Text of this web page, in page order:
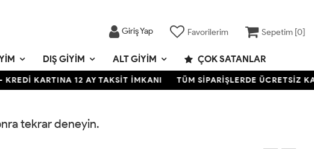
Giriş Yap Favorilerim Sepetim [0]
DIŞ GIYIM ALT GIYIM ÇOK SATANLAR
KARTINA 12 AY TAKSİT İMKANI TÜM SİPARİŞLERDE ÜCRETSİZ
tekrar deneyin.